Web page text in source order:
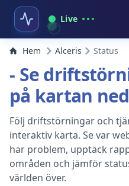
Live
Hem Alceris Status
- Se
på kartan
Följ driftstörningar och
interaktiv karta. Se var
har problem, upptäck
områden och jämför
världen över.